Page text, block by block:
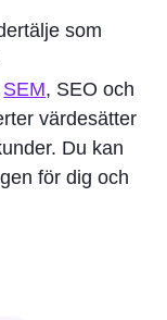
som
SEM, SEO och
värdesätter
Du kan
för dig och